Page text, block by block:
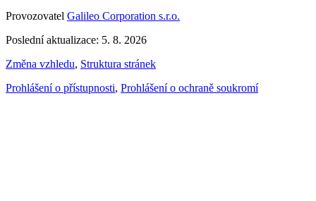
Provozovatel Galileo Corporation s.r.o.
Poslední aktualizace: 5. 8. 2026
Změna vzhledu, Struktura stránek
Prohlášení o přístupnosti, Prohlášení o ochraně soukromí